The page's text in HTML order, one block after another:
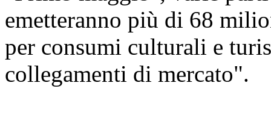
emetteranno più di 68
per consumi culturali e
collegamenti di mercato".